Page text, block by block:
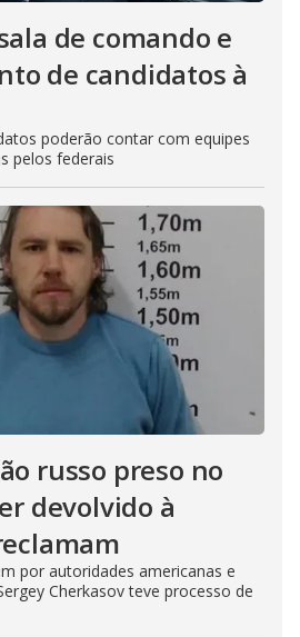
de comando e
de candidatos à
poderão contar com equipes
pelos federais
russo preso no
devolvido à
por autoridades americanas e
Cherkasov teve processo de